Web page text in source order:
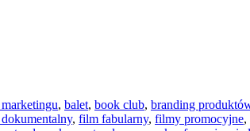
, balet, book club, branding
, film fabularny, filmy promocyjne,